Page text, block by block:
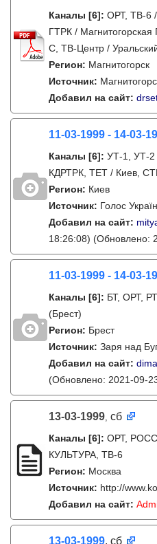
Каналы [6]: ОРТ, ТВ-6
ГТРК /
С, ТВ-Центр /
Регион: Магнитогорск
Источник:
Добавил на сайт:
11-03-1999 - 14-03-
Каналы [6]: УТ-1, УТ-
КДРТРК, ТЕТ / Киев,
Регион: Киев
Источник: Голос
Добавил на сайт:
18:26:08) (Обновлено:
11-03-1999 - 14-03-
Каналы [6]: БТ, ОРТ,
(Брест)
Регион: Брест
Источник: Заря над
Добавил на сайт:
(Обновлено: 2021-09-
13-03-1999, сб
Каналы [6]: ОРТ,
КУЛЬТУРА, ТВ-6
Регион: Москва
Источник: http://
Добавил на сайт:
13-03-1999, сб